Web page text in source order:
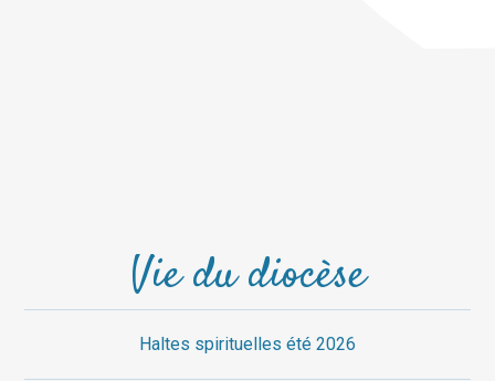
Vie du diocèse
Haltes spirituelles été 2026